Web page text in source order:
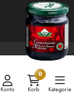
Konto
0
Korb
Kategorie